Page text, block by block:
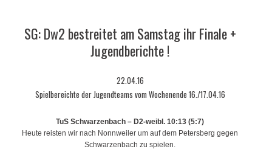
SG: Dw2 bestreitet am Samstag ihr Finale +
Jugendberichte !
22.04.16
Spielbereichte der Jugendteams vom Wochenende 16./17.04.16
TuS Schwarzenbach – D2-weibl. 10:13 (5:7)
Heute reisten wir nach Nonnweiler um auf dem Petersberg gegen
Schwarzenbach zu spielen.